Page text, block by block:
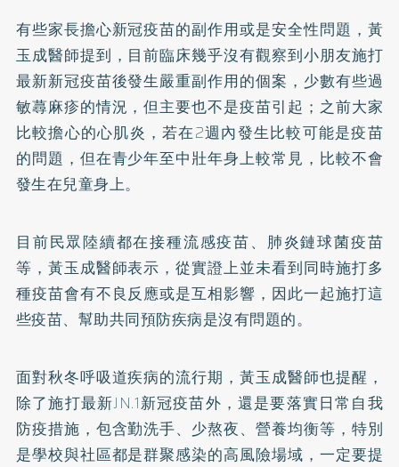
有些家長擔心新冠疫苗的副作用或是安全性問題，黃
玉成醫師提到，目前臨床幾乎沒有觀察到小朋友施打
最新新冠疫苗後發生嚴重副作用的個案，少數有些過
敏蕁麻疹的情況，但主要也不是疫苗引起；之前大家
比較擔心的心肌炎，若在2週內發生比較可能是疫苗
的問題，但在青少年至中壯年身上較常見，比較不會
發生在兒童身上。
目前民眾陸續都在接種流感疫苗、肺炎鏈球菌疫苗
等，黃玉成醫師表示，從實證上並未看到同時施打多
種疫苗會有不良反應或是互相影響，因此一起施打這
些疫苗、幫助共同預防疾病是沒有問題的。
面對秋冬呼吸道疾病的流行期，黃玉成醫師也提醒，
除了施打最新JN.1新冠疫苗外，還是要落實日常自我
防疫措施，包含勤洗手、少熬夜、營養均衡等，特別
是學校與社區都是群聚感染的高風險場域，一定要提